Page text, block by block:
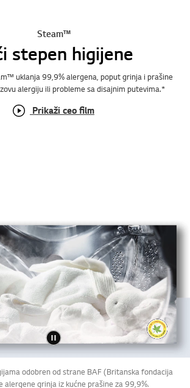
Steam™
stepen higijene
uklanja 99,9% alergena, poput grinja i prašine
alergiju ili probleme sa disajnim putevima.*
Prikaži ceo film
odobren od strane BAF (Britanska fondacija
alergene grinja iz kućne prašine za 99,9%.